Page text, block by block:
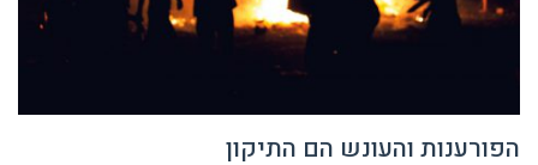
הפורענות והעונש הם התיקון